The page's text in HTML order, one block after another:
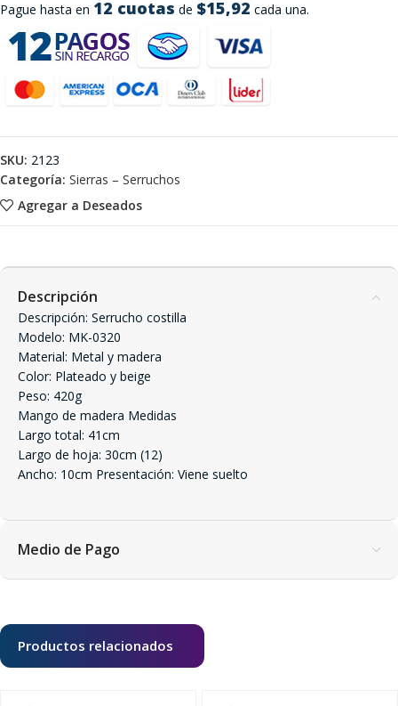
Pague hasta en 12 cuotas de $15,92 cada una.
Agregar a Deseados
SKU: 2123
Categoría: Sierras – Serruchos
Descripción
Descripción: Serrucho costilla
Modelo: MK-0320
Material: Metal y madera
Color: Plateado y beige
Peso: 420g
Mango de madera Medidas
Largo total: 41cm
Largo de hoja: 30cm (12)
Ancho: 10cm Presentación: Viene suelto
Medio de Pago
Productos relacionados